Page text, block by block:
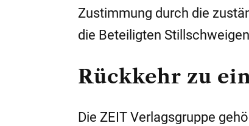
Zustimmung durch die
die Beteiligten
Rückkehr zu
Die ZEIT Verlagsgruppe